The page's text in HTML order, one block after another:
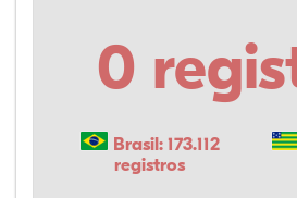
0
Brasil: 173.112
registros